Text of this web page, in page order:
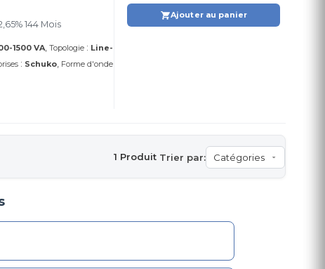
144 Mois
1500 VA Topologie : Line-
: Schuko Forme d'onde
Ajouter au panier
Trier par:
1 Produit